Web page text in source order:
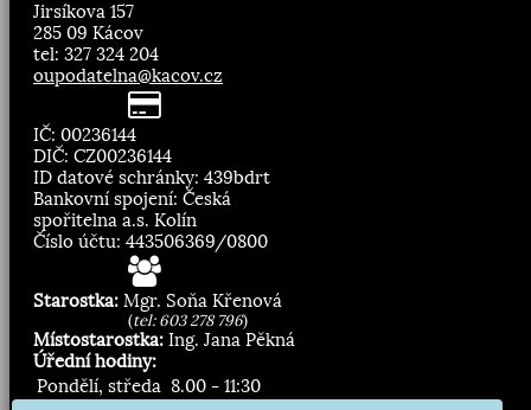
Jirsíkova 157
285 09 Kácov
tel: 327 324 204
oupodatelna@kacov.cz
IČ: 00236144
DIČ: CZ00236144
ID datové schránky: 439bdrt
Bankovní spojení: Česká
spořitelna a.s. Kolín
Číslo účtu: 443506369/0800
Starostka: Mgr. Soňa Křenová
(tel: 603 278 796)
Místostarostka: Ing. Jana Pěkná
Úřední hodiny:
Pondělí, středa 8.00 - 11:30